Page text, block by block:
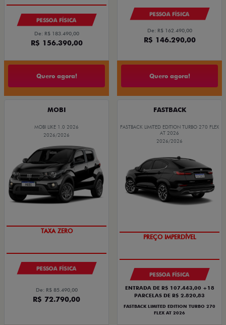
PESSOA FÍSICA
De: R$ 183.490,00
R$ 156.390,00
Quero agora!
PESSOA FÍSICA
De: R$ 162.490,00
R$ 146.290,00
Quero agora!
MOBI
MOBI LIKE 1.0 2026
2026/2026
TAXA ZERO
PESSOA FÍSICA
De: R$ 85.490,00
R$ 72.790,00
FASTBACK
FASTBACK LIMITED EDITION TURBO 270 FLEX
AT 2026
2026/2026
PREÇO IMPERDÍVEL
PESSOA FÍSICA
ENTRADA DE R$ 107.443,00 +18
PARCELAS DE R$ 2.820,83
FASTBACK LIMITED EDITION TURBO 270
FLEX AT 2026